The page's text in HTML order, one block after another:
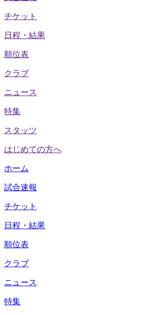
チケット
日程・結果
順位表
クラブ
ニュース
特集
スタッツ
はじめての方へ
ホーム
試合速報
チケット
日程・結果
順位表
クラブ
ニュース
特集